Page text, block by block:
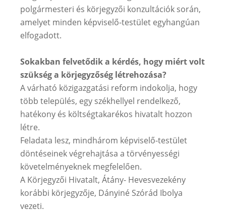
polgármesteri és körjegyzői konzultációk során,
amelyet minden képviselő-testület egyhangúan
elfogadott.
Sokakban felvetődik a kérdés, hogy miért volt
szükség a körjegyzőség létrehozása?
A várható közigazgatási reform indokolja, hogy
több település, egy székhellyel rendelkező,
hatékony és költségtakarékos hivatalt hozzon
létre.
Feladata lesz, mindhárom képviselő-testület
döntéseinek végrehajtása a törvényességi
követelményeknek megfelelően.
A Körjegyzői Hivatalt, Átány- Hevesvezekény
korábbi körjegyzője, Dányiné Szórád Ibolya
vezeti.